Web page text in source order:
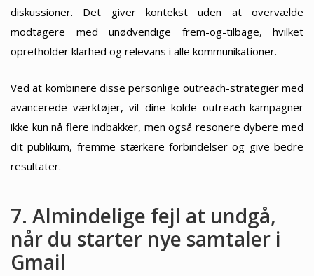
diskussioner. Det giver kontekst uden at overvælde
modtagere med unødvendige frem-og-tilbage, hvilket
opretholder klarhed og relevans i alle kommunikationer.
Ved at kombinere disse personlige outreach-strategier med
avancerede værktøjer, vil dine kolde outreach-kampagner
ikke kun nå flere indbakker, men også resonere dybere med
dit publikum, fremme stærkere forbindelser og give bedre
resultater.
7. Almindelige fejl at undgå,
når du starter nye samtaler i
Gmail